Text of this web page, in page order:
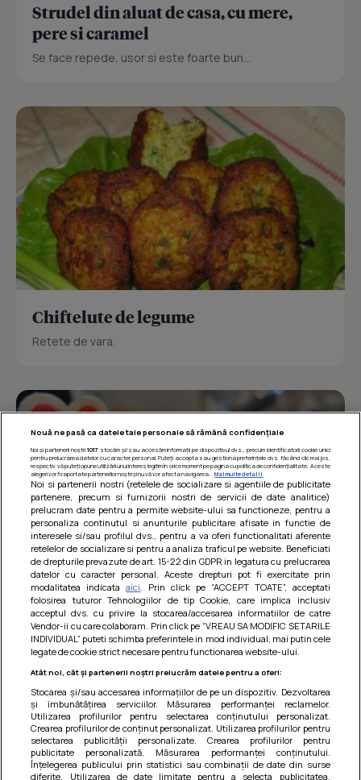
Strudel din aluat de casa, cu mere,
pere si caramel
Se face repede, usor si este foarte bun...
Chiftelute de legume
Retete de vara.
Barcute din vinete cu arpagic rosu
Un deliciu usor de preparat!
Nouă ne pasă ca datele tale personale să rămână confidențiale
Noi și partenerii noștri 1017 stocăm și/sau accesăm informații pe dispozitivul dvs., precum identificatorii cookie unici
pentru prelucrarea datelor cu caracter personal. Puteți accepta sau gestiona preferințele dvs. făcând clic mai jos,
respectiv vă puteți opune utilizării unui interes legitim în orice moment pe pagina cu politica de confidențialitate. Aceste
alegeri vor fi raportate partenerilor noștri și nu vă vor afecta navigarea.
Mai multe detalii
Noi si partenerii nostri (retelele de socializare si agentiile de publicitate
partenere, precum si furnizorii nostri de servicii de date analitice)
prelucram date pentru a permite website-ului sa functioneze, pentru a
personaliza continutul si anunturile publicitare afisate in functie de
interesele si/sau profilul dvs., pentru a va oferi functionalitati aferente
retelelor de socializare si pentru a analiza traficul pe website. Beneficiati
de drepturile prevazute de art. 15-22 din GDPR in legatura cu prelucrarea
datelor cu caracter personal. Aceste drepturi pot fi exercitate prin
modalitatea indicataaici . Prin click pe “ACCEPT TOATE”, acceptati
folosirea tuturor Tehnologiilor de tip Cookie, care implica inclusiv
acceptul dvs. cu privire la stocarea/accesarea informatiilor de catre
Vendor-ii cu care colaboram. Prin click pe “VREAU SA MODIFIC SETARILE
INDIVIDUAL” puteti schimba preferintele in mod individual, mai putin cele
legate de cookie strict necesare pentru functionarea website-ului.
Atât noi, cât și partenerii noștri prelucrăm datele pentru a oferi:
Stocarea și/sau accesarea informațiilor de pe un dispozitiv. Dezvoltarea
și îmbunătățirea serviciilor. Măsurarea performanței reclamelor.
Utilizarea profilurilor pentru selectarea conținutului personalizat.
Crearea profilurilor de conținut personalizat. Utilizarea profilurilor pentru
selectarea publicității personalizate. Crearea profilurilor pentru
publicitate personalizată. Măsurarea performanței conținutului.
Înțelegerea publicului prin statistici sau combinații de date din surse
diferite. Utilizarea de date limitate pentru a selecta publicitatea.